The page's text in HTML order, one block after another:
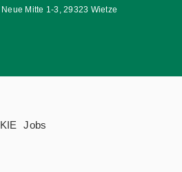
Mitte 1-3, 29323 Wietze
Jobs